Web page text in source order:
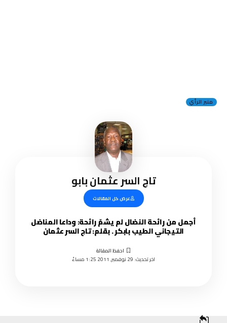
منبر الرأي
تاج السر عثمان بابو
عرض كل المقالات
أجمل من رائحة النضال لم يشمّ رائحة: وداعا المناضل
التيجاني الطيب بابكر . بقلم: تاج السر عثمان
اخر تحديث: 29 نوفمبر, 2011 1:25 مساءً